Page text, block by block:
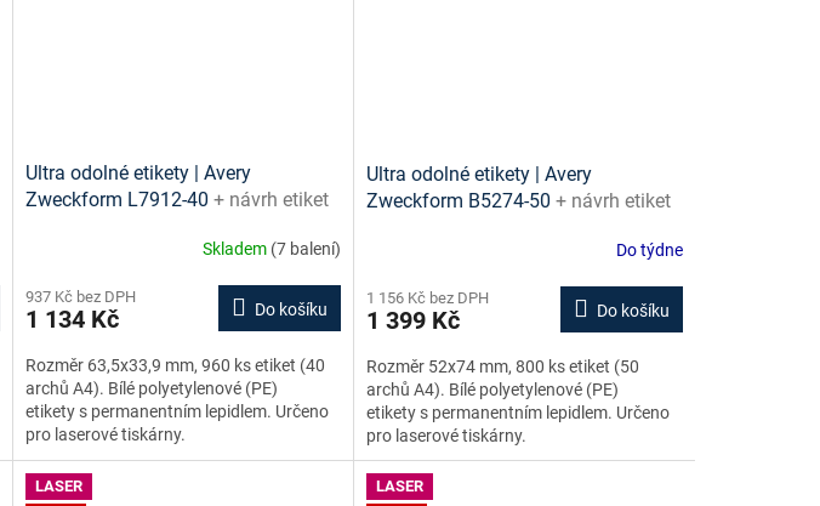
Ultra odolné etikety | Avery
Zweckform L7912-40 + návrh etiket
Skladem (7 balení)
937 Kč bez DPH
1 134 Kč Do košíku
Rozměr 63,5x33,9 mm, 960 ks etiket (40
archů A4). Bílé polyetylenové (PE)
etikety s permanentním lepidlem. Určeno
pro laserové tiskárny.
Ultra odolné etikety | Avery
Zweckform B5274-50 + návrh etiket
Do týdne
1 156 Kč bez DPH
1 399 Kč Do košíku
Rozměr 52x74 mm, 800 ks etiket (50
archů A4). Bílé polyetylenové (PE)
etikety s permanentním lepidlem. Určeno
pro laserové tiskárny.
LASER
LASER